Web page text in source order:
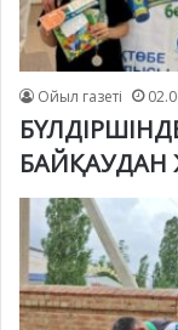
Ойыл газеті